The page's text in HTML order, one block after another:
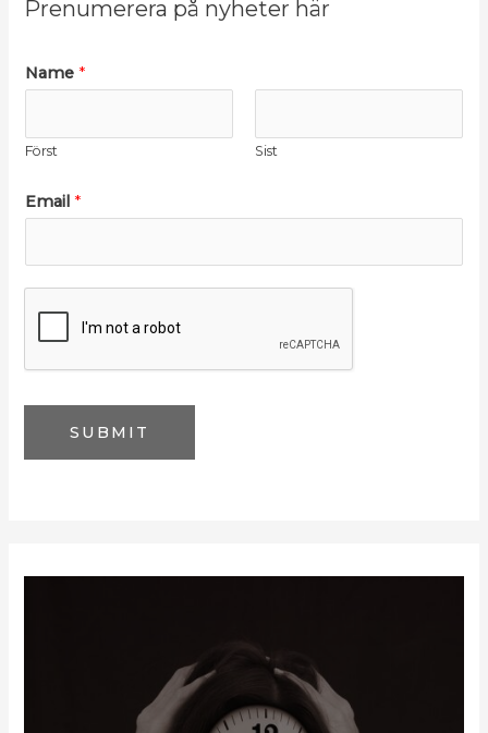
Prenumerera på nyheter här
Name *
Först Sist
a
e
Email *
SUBMIT